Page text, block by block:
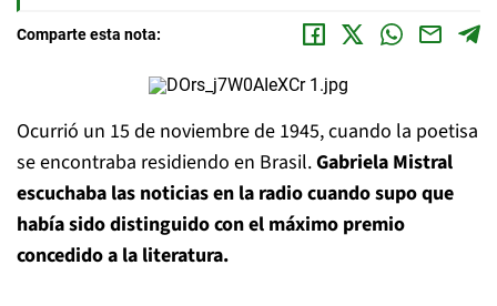
Comparte esta nota:
Ocurrió un 15 de noviembre de 1945, cuando la poetisa
se encontraba residiendo en Brasil.Gabriela Mistral
escuchaba las noticias en la radio cuando supo que
había sido distinguido con el máximo premio
concedido a la literatura.